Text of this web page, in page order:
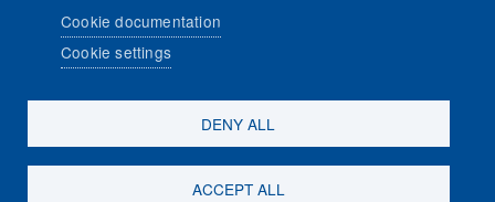
Sosiaalinen media
Cookie documentation
Cookie settings
DENY ALL
ACCEPT ALL